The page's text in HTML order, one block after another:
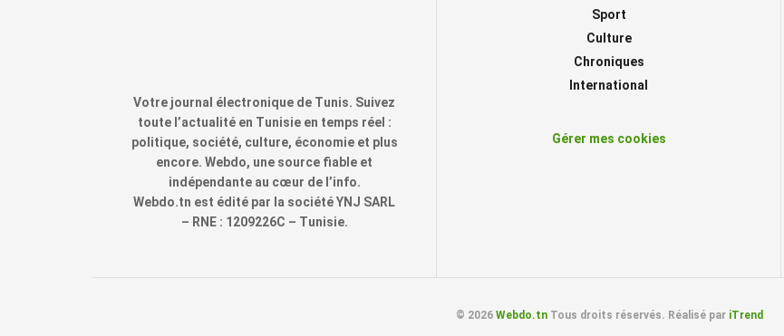
Votre journal électronique de Tunis. Suivez
toute l’actualité en Tunisie en temps réel :
politique, société, culture, économie et plus
encore. Webdo, une source fiable et
indépendante au cœur de l’info.
Webdo.tn est édité par la société YNJ SARL
– RNE : 1209226C – Tunisie.
Sport
Culture
Chroniques
International
Gérer mes cookies
© 2026 Webdo.tnTous droits réservés. Réalisé par iTrend